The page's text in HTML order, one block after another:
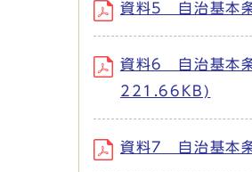
資料5 自治基本
資料6 自治基本
221.66KB)
資料7 自治基本